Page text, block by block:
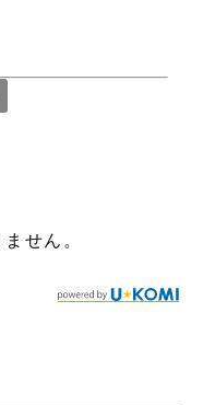
せん。